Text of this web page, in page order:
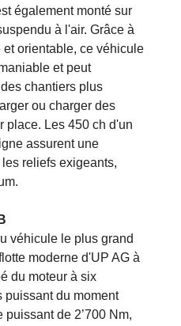
également monté sur
à l'air. Grâce à
orientable, ce véhicule
et peut
chantiers plus
ou charger des
place. Les 450 ch d'un
assurent une
reliefs exigeants,
véhicule le plus grand
moderne d'UP AG à
du moteur à six
du moment
de 2’700 Nm,